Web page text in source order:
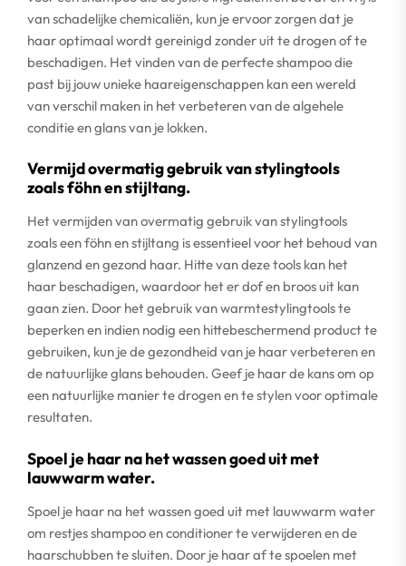
van schadelijke chemicaliën, kun je ervoor zorgen dat je
haar optimaal wordt gereinigd zonder uit te drogen of te
beschadigen. Het vinden van de perfecte shampoo die
past bij jouw unieke haareigenschappen kan een wereld
van verschil maken in het verbeteren van de algehele
conditie en glans van je lokken.
Vermijd overmatig gebruik van stylingtools
zoals föhn en stijltang.
Het vermijden van overmatig gebruik van stylingtools
zoals een föhn en stijltang is essentieel voor het behoud van
glanzend en gezond haar. Hitte van deze tools kan het
haar beschadigen, waardoor het er dof en broos uit kan
gaan zien. Door het gebruik van warmtestylingtools te
beperken en indien nodig een hittebeschermend product te
gebruiken, kun je de gezondheid van je haar verbeteren en
de natuurlijke glans behouden. Geef je haar de kans om op
een natuurlijke manier te drogen en te stylen voor optimale
resultaten.
Spoel je haar na het wassen goed uit met
lauwwarm water.
Spoel je haar na het wassen goed uit met lauwwarm water
om restjes shampoo en conditioner te verwijderen en de
haarschubben te sluiten. Door je haar af te spoelen met